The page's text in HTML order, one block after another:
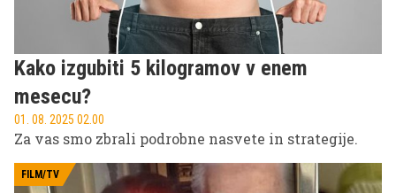
Kako izgubiti 5 kilogramov v enem
mesecu?
01. 08. 2025 02.00
Za vas smo zbrali podrobne nasvete in strategije.
FILM/TV